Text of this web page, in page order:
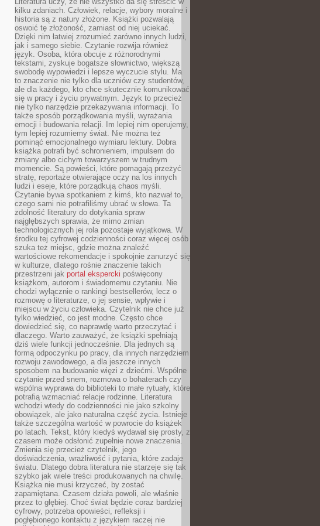
kilku zdaniach. Człowiek, relacje, wybory moralne i
historia są z natury złożone. Książki pozwalają
oswoić tę złożoność, zamiast od niej uciekać.
Dzięki nim łatwiej zrozumieć zarówno innych ludzi,
jak i samego siebie. Czytanie rozwija również
język. Osoba, która obcuje z różnorodnymi
tekstami, zyskuje bogatsze słownictwo, większą
swobodę wypowiedzi i lepsze wyczucie stylu. Ma
to znaczenie nie tylko dla uczniów czy studentów,
ale dla każdego, kto chce skutecznie komunikować
się w pracy i życiu prywatnym. Język to przecież
nie tylko narzędzie przekazywania informacji. To
także sposób porządkowania myśli, wyrażania
emocji i budowania relacji. Im lepiej nim operujemy,
tym lepiej rozumiemy świat. Nie można też
pominąć emocjonalnego wymiaru lektury. Dobra
książka potrafi być schronieniem, impulsem do
zmiany albo cichym towarzyszem w trudnym
momencie. Są powieści, które pomagają przeżyć
stratę, reportaże otwierające oczy na los innych
ludzi i eseje, które porządkują chaos myśli.
Czytanie bywa spotkaniem z kimś, kto nazwał to,
czego sami nie potrafiliśmy ubrać w słowa. Ta
zdolność literatury do dotykania spraw
najgłębszych sprawia, że mimo zmian
technologicznych jej rola pozostaje wyjątkowa. W
środku tej cyfrowej codzienności coraz więcej osób
szuka też miejsc, gdzie można znaleźć
wartościowe rekomendacje i spokojnie zanurzyć się
w kulturze, dlatego rośnie znaczenie takich
przestrzeni jak portal ekspercki poświęcony
książkom, autorom i świadomemu czytaniu. Nie
chodzi wyłącznie o rankingi bestsellerów, lecz o
rozmowę o literaturze, o jej sensie, wpływie i
miejscu w życiu człowieka. Czytelnik nie chce już
tylko wiedzieć, co jest modne. Często chce
dowiedzieć się, co naprawdę warto przeczytać i
dlaczego. Warto zauważyć, że książki spełniają
dziś wiele funkcji jednocześnie. Dla jednych są
formą odpoczynku po pracy, dla innych narzędziem
rozwoju zawodowego, a dla jeszcze innych
sposobem na budowanie więzi z dziećmi. Wspólne
czytanie przed snem, rozmowa o bohaterach czy
wspólna wyprawa do biblioteki to małe rytuały, które
potrafią wzmacniać relacje rodzinne. Literatura
wchodzi wtedy do codzienności nie jako szkolny
obowiązek, ale jako naturalna część życia. Istnieje
także szczególna wartość w powrocie do książek
po latach. Tekst, który kiedyś wydawał się prosty, z
czasem może odsłonić zupełnie nowe znaczenia.
Zmienia się przecież czytelnik, jego
doświadczenia, wrażliwość i pytania, które zadaje
światu. Dlatego dobra literatura nie starzeje się tak
szybko jak wiele treści produkowanych na chwilę.
Książka nie musi krzyczeć, by zostać
zapamiętana. Czasem działa powoli, ale właśnie
przez to głębiej. Choć świat będzie coraz bardziej
cyfrowy, potrzeba opowieści, refleksji i
pogłębionego kontaktu z językiem raczej nie